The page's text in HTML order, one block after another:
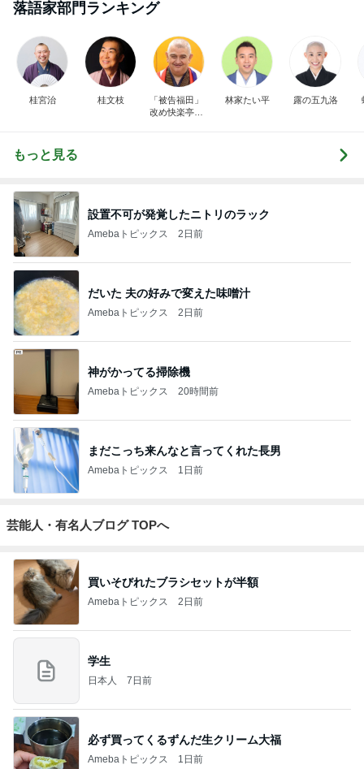
落語家部門ランキング
桂宮治 桂文枝
「被告福田」
改め快楽亭ブ
林家たい平 露の五九洛
もっと見る
設置不可が発覚したニトリのラック
Amebaトピックス 2日前
だいた 夫の好みで変えた味噌汁
Amebaトピックス 2日前
神がかってる掃除機
Amebaトピックス 20時間前
まだこっち来んなと言ってくれた長男
Amebaトピックス 1日前
芸能人・有名人ブログ TOPへ
買いそびれたブラシセットが半額
Amebaトピックス 2日前
学生
日本人 7日前
必ず買ってくるずんだ生クリーム大福
Amebaトピックス 1日前